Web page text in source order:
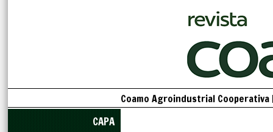
Coamo Agroindustrial Cooperativa
CAPA